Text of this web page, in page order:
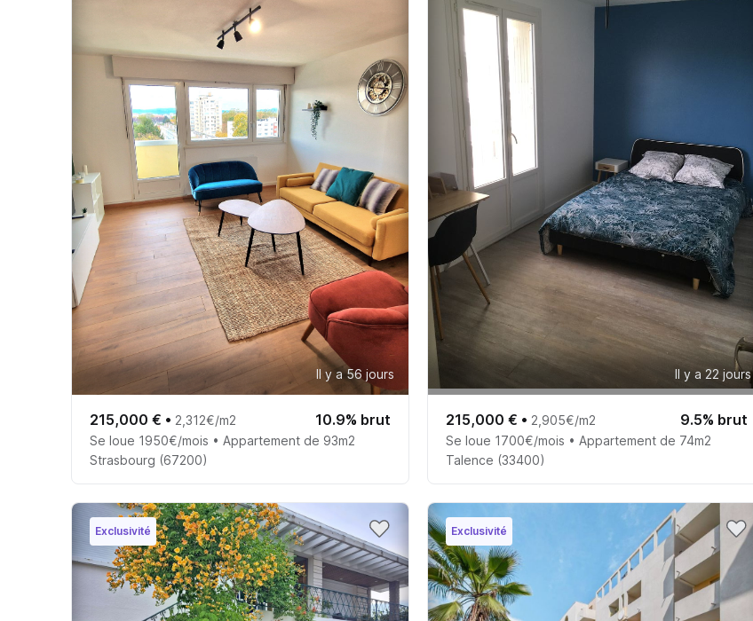
Il y a 56 jours
215,000 € • 2,312€/m2 10.9% brut
Se loue 1950€/mois • Appartement de 93m2
Strasbourg (67200)
Il y a 22 jours
215,000 € • 2,905€/m2 9.5% brut
Se loue 1700€/mois • Appartement de 74m2
Talence (33400)
Exclusivité Exclusivité